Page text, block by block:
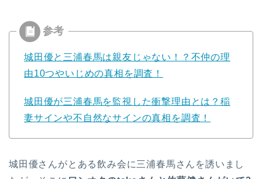
城田優と三浦春馬は親友じゃない！？不仲の理
由10つやいじめの真相を調査！
城田優が三浦春馬を監視した衝撃理由とは？稲
妻サインや不自然なサインの真相を調査！
城田優さんがとある飲み会に三浦春馬さんを誘いまし